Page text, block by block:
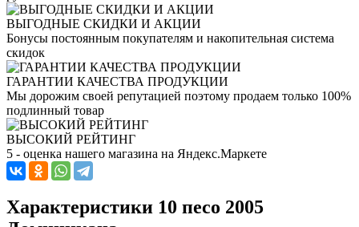
ВЫГОДНЫЕ СКИДКИ И АКЦИИ
Бонусы постоянным покупателям и накопительная система
скидок
ГАРАНТИИ КАЧЕСТВА ПРОДУКЦИИ
Мы дорожим своей репутацией поэтому продаем только 100%
подлинный товар
ВЫСОКИЙ РЕЙТИНГ
5 - оценка нашего магазина на Яндекс.Маркете
Характеристики 10 песо 2005